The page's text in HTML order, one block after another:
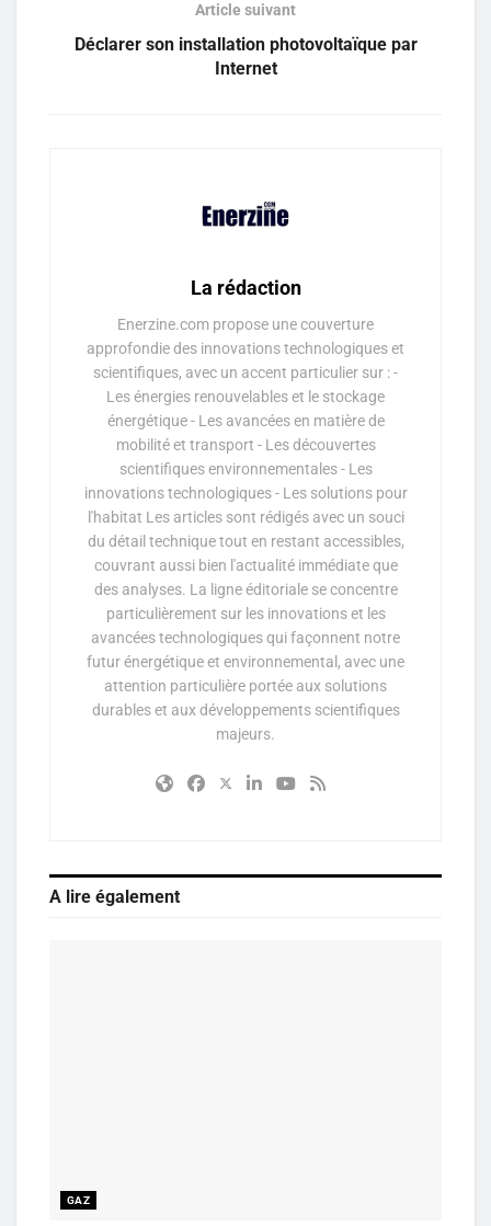
Article suivant
Déclarer son installation photovoltaïque par
Internet
La rédaction
Enerzine.com propose une couverture
approfondie des innovations technologiques et
scientifiques, avec un accent particulier sur : -
Les énergies renouvelables et le stockage
énergétique - Les avancées en matière de
mobilité et transport - Les découvertes
scientifiques environnementales - Les
innovations technologiques - Les solutions pour
l'habitat Les articles sont rédigés avec un souci
du détail technique tout en restant accessibles,
couvrant aussi bien l'actualité immédiate que
des analyses. La ligne éditoriale se concentre
particulièrement sur les innovations et les
avancées technologiques qui façonnent notre
futur énergétique et environnemental, avec une
attention particulière portée aux solutions
durables et aux développements scientifiques
majeurs.
A lire également
GAZ